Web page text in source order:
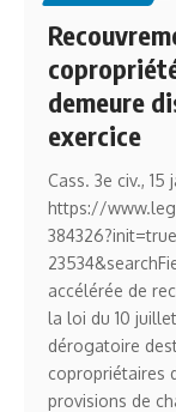
demeure
exercice
Cass. 3e civ., 15
https://
accélérée de
la loi du 10
dérogatoire
copropriétaires
provisions de